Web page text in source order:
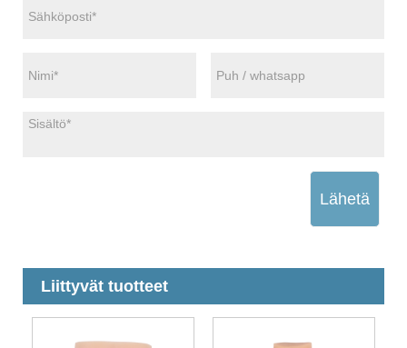
Lähetä
Liittyvät tuotteet